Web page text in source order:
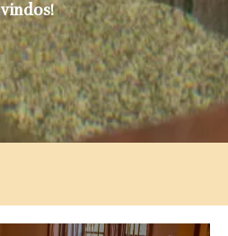
vindos!